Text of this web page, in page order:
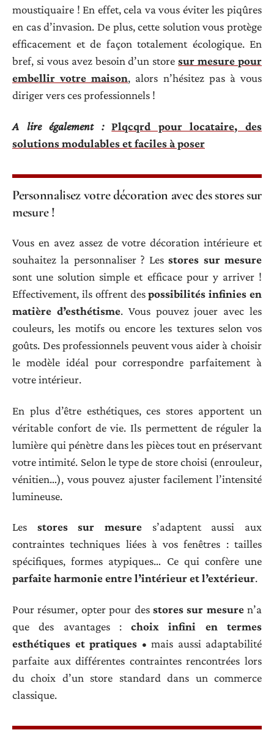
moustiquaire ! En effet, cela va vous éviter les piqûres
en cas d’invasion. De plus, cette solution vous protège
efficacement et de façon totalement écologique. En
bref, si vous avez besoin d’un storesur mesure pour
embellir votre maison, alors n’hésitez pas à vous
diriger vers ces professionnels !
A lire également : Plqcqrd pour locataire, des
solutions modulables et faciles à poser
Personnalisez votre décoration avec des stores sur
mesure !
Vous en avez assez de votre décoration intérieure et
souhaitez la personnaliser ? Lesstores sur mesure
sont une solution simple et efficace pour y arriver !
Effectivement, ils offrent despossibilités infinies en
matière d’esthétisme. Vous pouvez jouer avec les
couleurs, les motifs ou encore les textures selon vos
goûts. Des professionnels peuvent vous aider à choisir
le modèle idéal pour correspondre parfaitement à
votre intérieur.
En plus d’être esthétiques, ces stores apportent un
véritable confort de vie. Ils permettent de réguler la
lumière qui pénètre dans les pièces tout en préservant
votre intimité. Selon le type de store choisi (enrouleur,
vénitien…), vous pouvez ajuster facilement l’intensité
lumineuse.
Les stores sur mesure s’adaptent aussi aux
contraintes techniques liées à vos fenêtres : tailles
spécifiques, formes atypiques… Ce qui confère une
parfaite harmonie entre l’intérieur et l’extérieur.
Pour résumer, opter pour des stores sur mesuren’a
que des avantages :choix infini en termes
esthétiques et pratiques • mais aussi adaptabilité
parfaite aux différentes contraintes rencontrées lors
du choix d’un store standard dans un commerce
classique.